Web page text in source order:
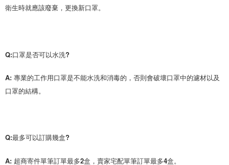
衛生時就應該廢棄，更換新口罩。
Q:口罩是否可以水洗?
A: 專業的工作用口罩是不能水洗和消毒的，否則會破壞口罩中的濾材以及
口罩的結構。
Q:最多可以訂購幾盒?
A: 超商寄件單筆訂單最多2盒，賣家宅配單筆訂單最多4盒。